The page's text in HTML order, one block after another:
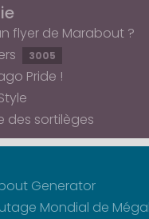
flyer de Marabout ?
3005
Pride !
des sortilèges
Generator
Mondial de